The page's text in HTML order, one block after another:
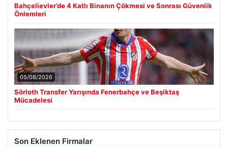
Bahçelievler’de 4 Katlı Binanın Çökmesi ve Sonrası Güvenlik
Önlemleri
05/08/2026
Sörloth Transfer Yarışında Fenerbahçe ve Beşiktaş
Mücadelesi
Son Eklenen Firmalar